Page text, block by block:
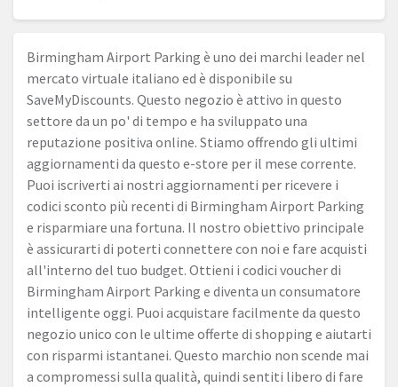
Birmingham Airport Parking è uno dei marchi leader nel
mercato virtuale italiano ed è disponibile su
SaveMyDiscounts. Questo negozio è attivo in questo
settore da un po' di tempo e ha sviluppato una
reputazione positiva online. Stiamo offrendo gli ultimi
aggiornamenti da questo e-store per il mese corrente.
Puoi iscriverti ai nostri aggiornamenti per ricevere i
codici sconto più recenti di Birmingham Airport Parking
e risparmiare una fortuna. Il nostro obiettivo principale
è assicurarti di poterti connettere con noi e fare acquisti
all'interno del tuo budget. Ottieni i codici voucher di
Birmingham Airport Parking e diventa un consumatore
intelligente oggi. Puoi acquistare facilmente da questo
negozio unico con le ultime offerte di shopping e aiutarti
con risparmi istantanei. Questo marchio non scende mai
a compromessi sulla qualità, quindi sentiti libero di fare